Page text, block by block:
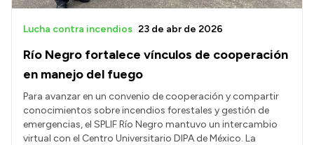
Río Negro fortalece vínculos de cooperación
en manejo del fuego
Lucha contra incendios 23 de abr de 2026
Para avanzar en un convenio de cooperación y compartir
conocimientos sobre incendios forestales y gestión de
emergencias, el SPLIF Río Negro mantuvo un intercambio
virtual con el Centro Universitario DIPA de México. La